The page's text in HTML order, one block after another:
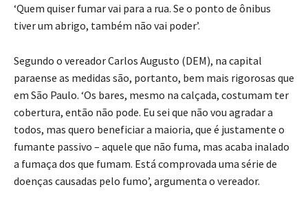
‘Quem quiser fumar vai para a rua. Se o ponto de ônibus
tiver um abrigo, também não vai poder’.
Segundo o vereador Carlos Augusto (DEM), na capital
paraense as medidas são, portanto, bem mais rigorosas que
em São Paulo. ‘Os bares, mesmo na calçada, costumam ter
cobertura, então não pode. Eu sei que não vou agradar a
todos, mas quero beneficiar a maioria, que é justamente o
fumante passivo – aquele que não fuma, mas acaba inalado
a fumaça dos que fumam. Está comprovada uma série de
doenças causadas pelo fumo’, argumenta o vereador.